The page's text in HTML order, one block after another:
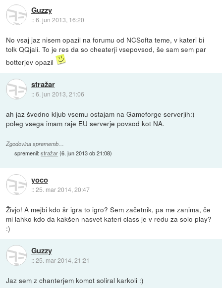
Guzzy
::6. jun 2013, 16:20
No vsaj jaz nisem opazil na forumu od NCSofta teme, v kateri bi
tolk QQjali. To je res da so cheaterji vsepovsod, še sam sem par
botterjev opazil
stražar
::6. jun 2013, 21:06
ah jaz švedno kljub vsemu ostajam na Gameforge serverjih:)
poleg vsega imam raje EU serverje povsod kot NA.
Zgodovina sprememb…
spremenil:stražar(6. jun 2013 ob 21:08)
yoco
::25. mar 2014, 20:47
Živjo! A mejbi kdo šr igra to igro? Sem začetnik, pa me zanima, če
mi lahko kdo da kakšen nasvet kateri class je v redu za solo play?
:)
Guzzy
::25. mar 2014, 21:21
Jaz sem z chanterjem komot soliral karkoli :)